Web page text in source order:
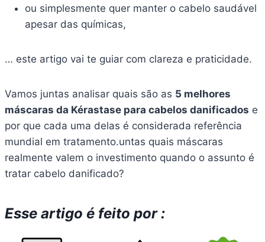
ou simplesmente quer manter o cabelo saudável
apesar das químicas,
… este artigo vai te guiar com clareza e praticidade.
Vamos juntas analisar quais são as 5 melhores
máscaras da Kérastase para cabelos danificados e
por que cada uma delas é considerada referência
mundial em tratamento.untas quais máscaras
realmente valem o investimento quando o assunto é
tratar cabelo danificado?
Esse artigo é feito por :